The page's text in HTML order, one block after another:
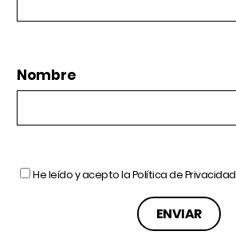
Nombre
He leído y acepto laPolítica de Privacidad